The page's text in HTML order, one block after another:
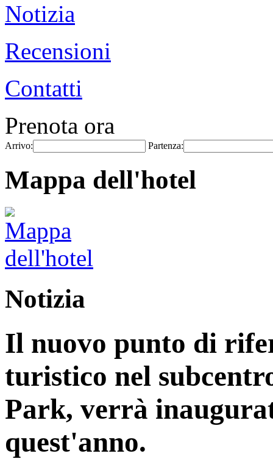
Notizia
Recensioni
Contatti
Prenota ora
Arrivo: Partenza:
Mappa dell'hotel
Notizia
Il nuovo punto di
turistico nel
Park, verrà
quest'anno.